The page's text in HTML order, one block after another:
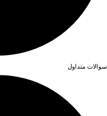
سوالات متداول